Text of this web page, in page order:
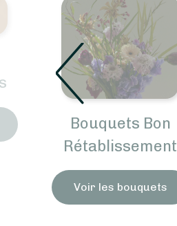
Bouquets Bon
Rétablissement
Voir les bouquets